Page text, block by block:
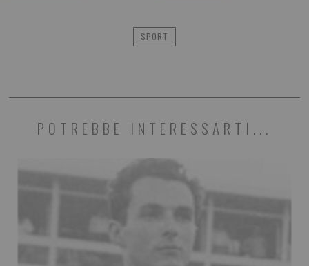
SPORT
POTREBBE INTERESSARTI...